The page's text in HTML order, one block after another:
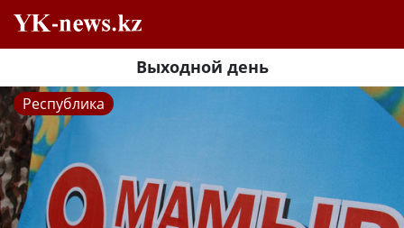
Выходной день
Республика